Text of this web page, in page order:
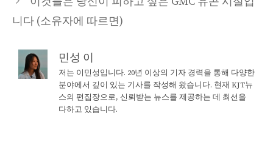
니다 (소유자에 따르면)
민성 이
저는 이민성입니다. 20년 이상의 기자 경력을 통해 다양한
분야에서 깊이 있는 기사를 작성해 왔습니다. 현재 KJT뉴
스의 편집장으로, 신뢰받는 뉴스를 제공하는 데 최선을
다하고 있습니다.